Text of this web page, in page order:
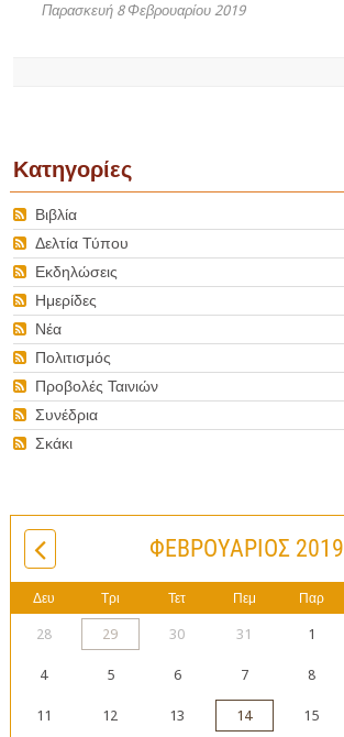
Παρασκευή 8 Φεβρουαρίου 2019
Κατηγορίες
Βιβλία
Δελτία Τύπου
Εκδηλώσεις
Ημερίδες
Νέα
Πολιτισμός
Προβολές Ταινιών
Συνέδρια
Σκάκι
ΦΕΒΡΟΥΆΡΙΟΣ 2019
Δευ Τρι Τετ Πεμ Παρ
28 29 30 31 1
4 5 6 7 8
11 12 13 14 15